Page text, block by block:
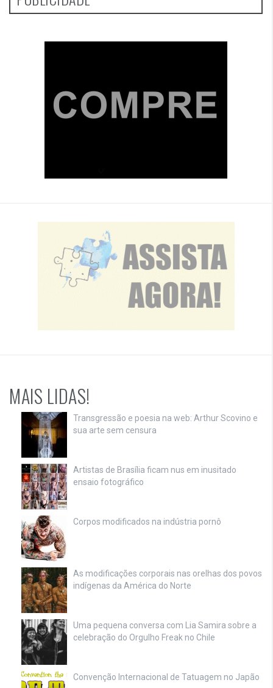
MAIS LIDAS!
Transgressão e poesia na web: Arthur Scovino e
sua arte sem censura
Artistas de Brasília ficam nus em inusitado
ensaio fotográfico
Corpos modificados na indústria pornô
As modificações corporais nas orelhas dos povos
indígenas da América do Norte
Uma pequena conversa com Lia Samira sobre a
celebração do Orgulho Freak no Chile
Convenção Internacional de Tatuagem no Japão